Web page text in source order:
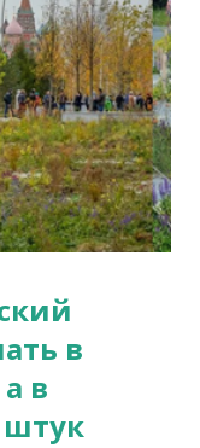
его распечатку
поведаю вам
и
Сразу
пока, ибо
комментариям
есть только 5%
передать. Во-
в
в
штук